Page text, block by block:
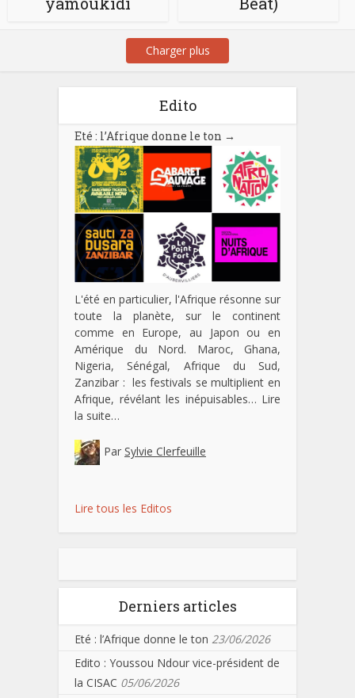
Charger plus
Edito
Eté : l’Afrique donne le ton →
L'été en particulier, l'Afrique résonne sur
toute la planète, sur le continent
comme en Europe, au Japon ou en
Amérique du Nord. Maroc, Ghana,
Nigeria, Sénégal, Afrique du Sud,
Zanzibar : les festivals se multiplient en
Afrique, révélant les inépuisables… Lire
la suite…
Par Sylvie Clerfeuille
Lire tous les Editos
Derniers articles
Eté : l’Afrique donne le ton 23/06/2026
Edito : Youssou Ndour vice-président de
la CISAC 05/06/2026